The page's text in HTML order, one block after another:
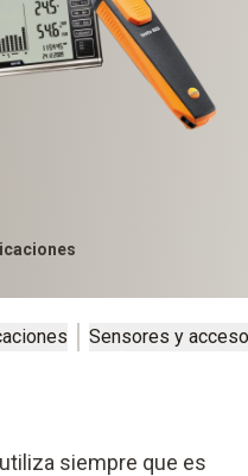
Sensores y
siempre que es